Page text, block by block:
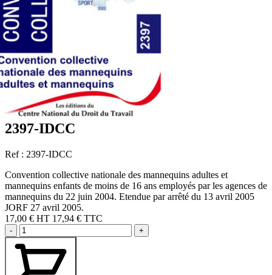
2397-IDCC
Ref : 2397-IDCC
Convention collective nationale des mannequins adultes et
mannequins enfants de moins de 16 ans employés par les agences de
mannequins du 22 juin 2004. Etendue par arrêté du 13 avril 2005
JORF 27 avril 2005.
17,00 € HT 17,94 € TTC
- +